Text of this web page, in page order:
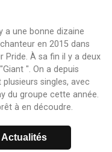
a une bonne dizaine
en 2015 dans
Pride. À sa fin il y a deux
". On a depuis
singles, avec
du groupe cette année.
à en découdre.
Actualités